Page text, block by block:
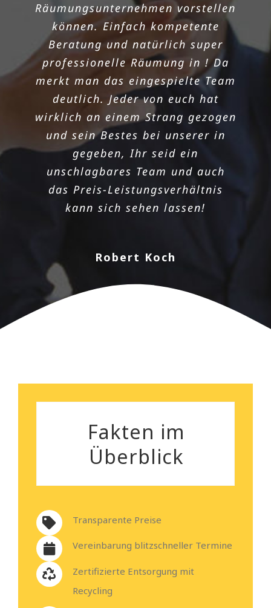
Räumungsunternehmen vorstellen
können. Einfach kompetente
Beratung und natürlich super
professionelle Räumung in ! Da
merkt man das eingespielte Team
deutlich. Jeder von euch hat
wirklich an einem Strang gezogen
und sein Bestes bei unserer in
gegeben, Ihr seid ein
unschlagbares Team und auch
das Preis-Leistungsverhältnis
kann sich sehen lassen!
Robert Koch
Manchmal kommen die Dinge
unerwartet, eine in so kurzer Zeit
war der absolute Alptraum für
uns. Aber dank den
Freischauflern haben wir alles
doch in den Griff bekommen!
Unsere in hat einwandfrei
geklappt, weil wir nicht nur einen
schnell einen Termin bekamen,
sondern auch ein motiviertes
Team an unserer Seite sahen!
nebenbei bemerkt, das
Preisleistungsverhältnis ist
wirklich überzeugend.
Fakten im
Überblick
Transparente Preise
Vereinbarung blitzschneller Termine
Zertifizierte Entsorgung mit
Recycling